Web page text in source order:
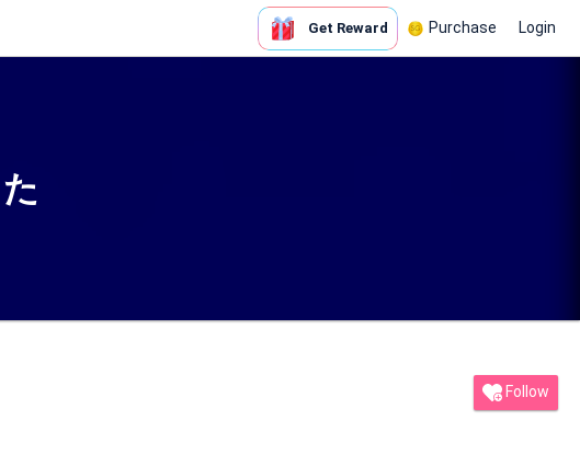
Get Reward Purchase Login
Follow